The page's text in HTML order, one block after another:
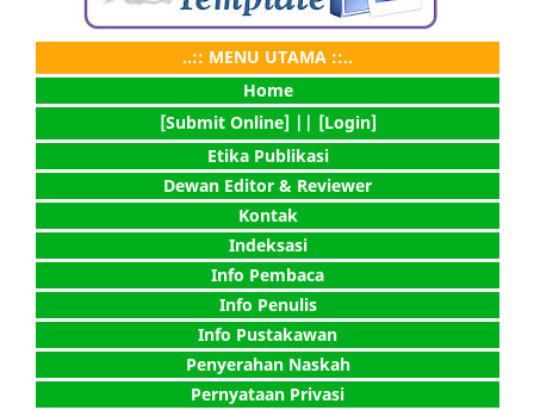
..:: MENU UTAMA ::..
Home
[Submit Online] | | [Login]
Etika Publikasi
Dewan Editor & Reviewer
Kontak
Indeksasi
Info Pembaca
Info Penulis
Info Pustakawan
Penyerahan Naskah
Pernyataan Privasi